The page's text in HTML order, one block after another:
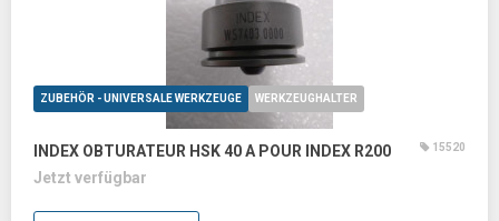
ZUBEHÖR - UNIVERSALE WERKZEUGE WERKZEUGHALTER
INDEX OBTURATEUR HSK 40 A POUR INDEX R200 15520
Jetzt verfügbar